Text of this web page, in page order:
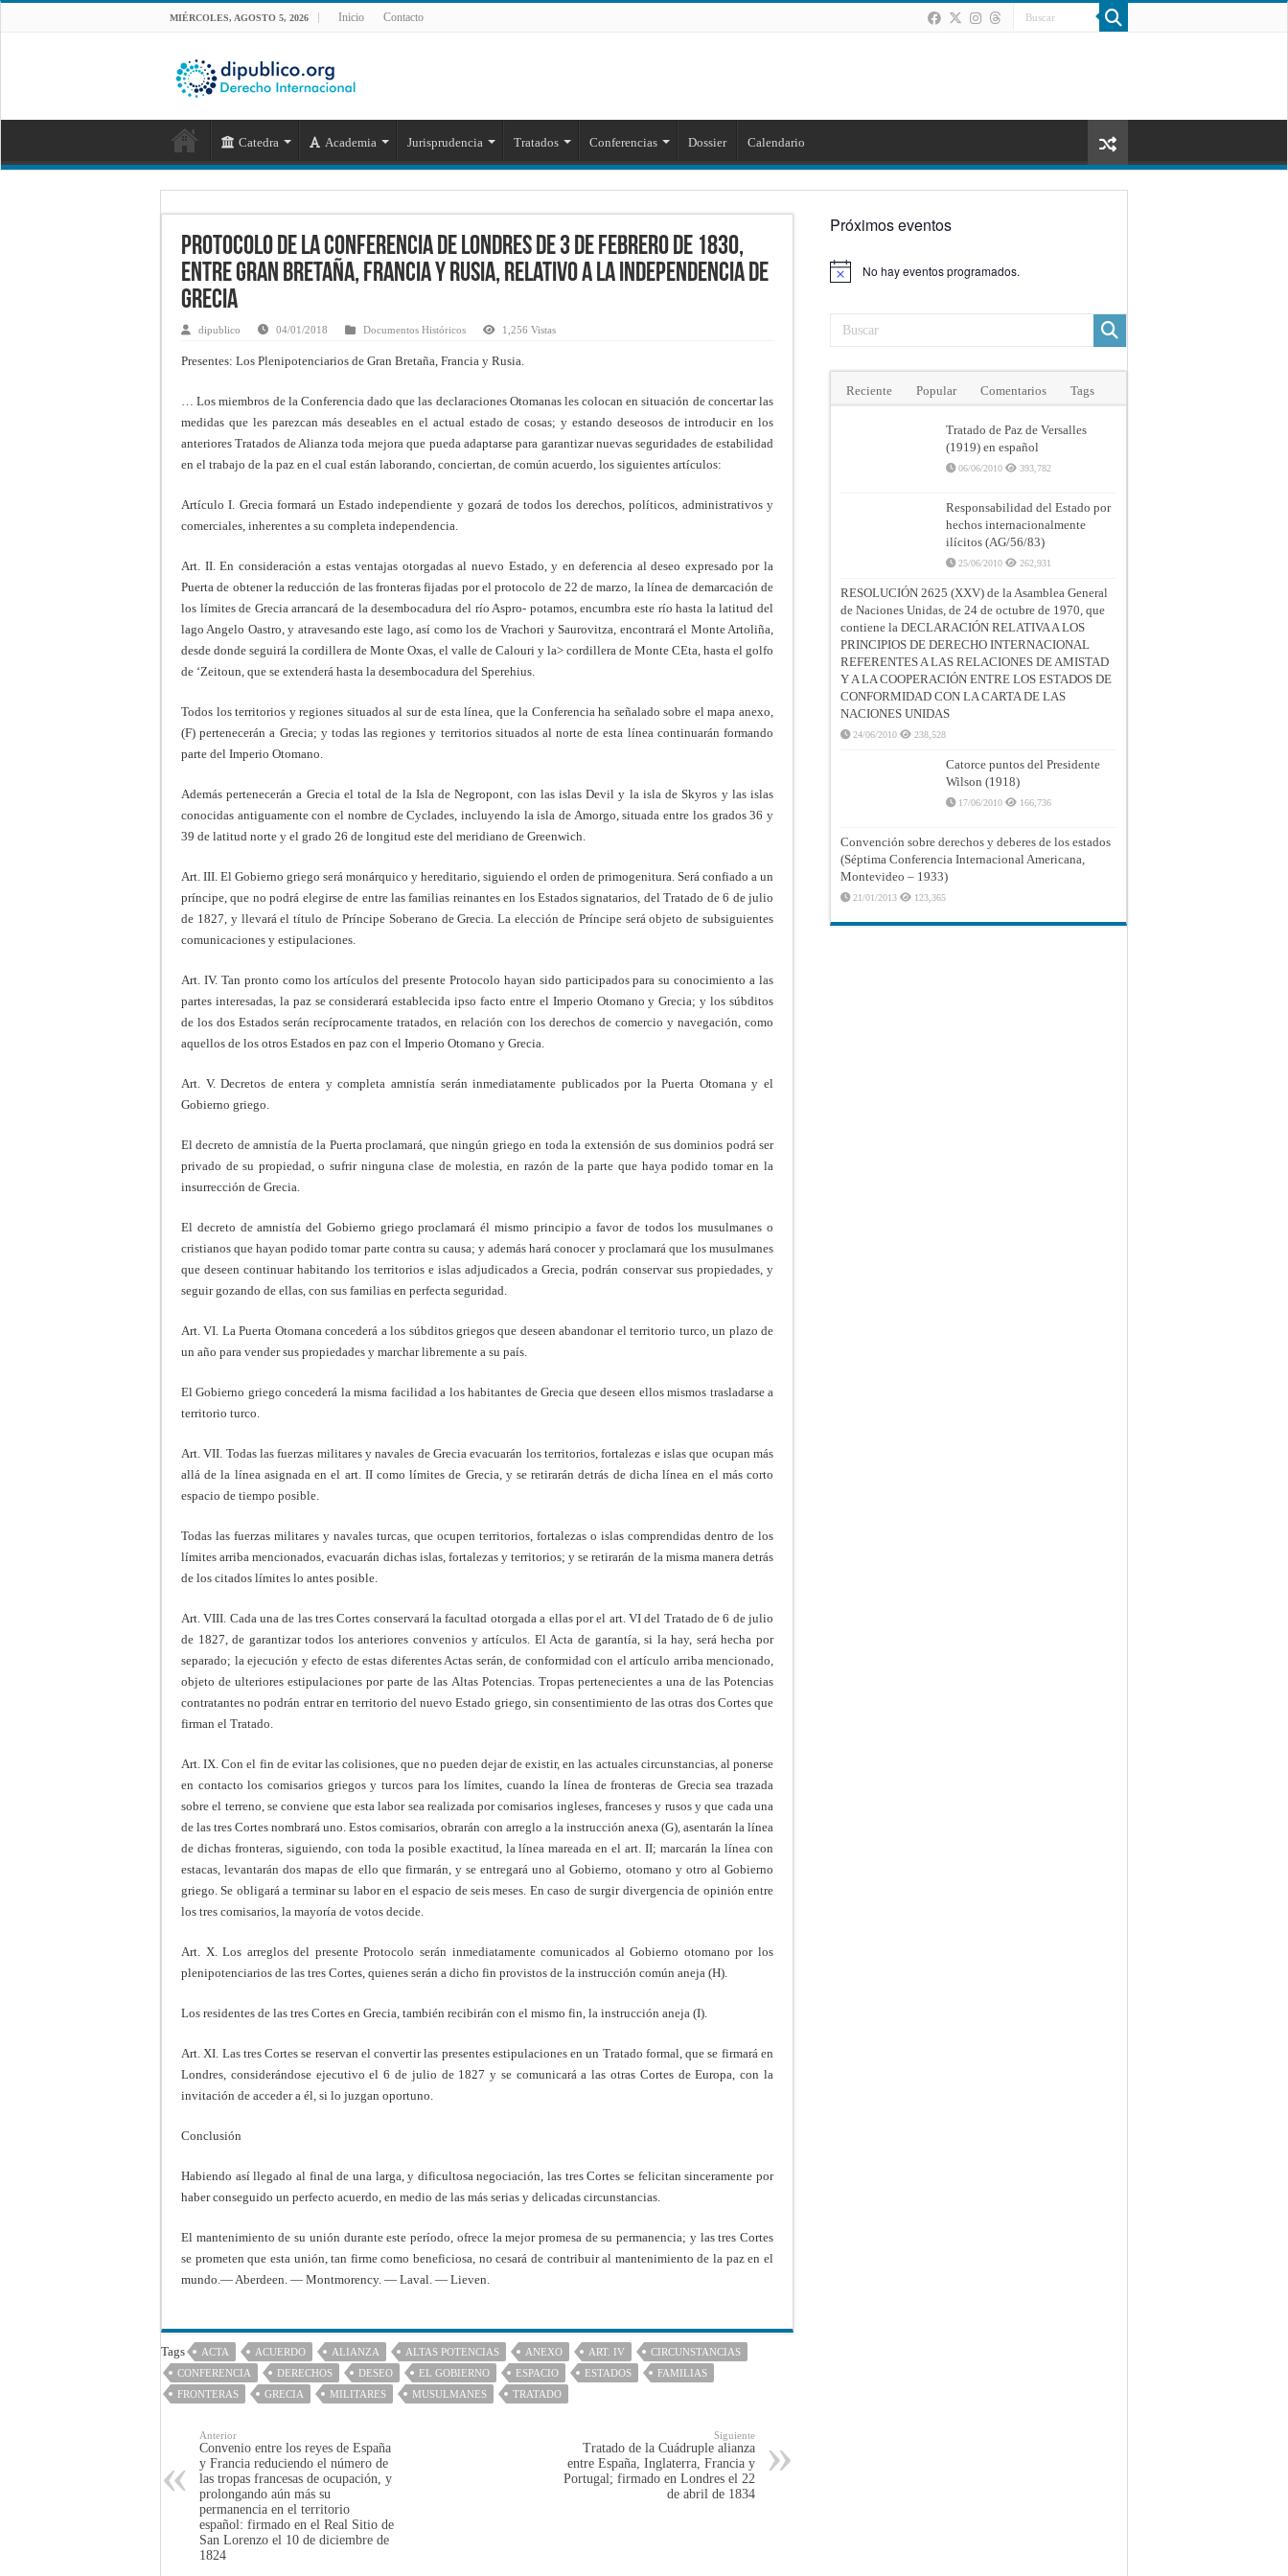
MIÉRCOLES, AGOSTO 5, 2026 Inicio Contacto
Catedra Academia Jurisprudencia Tratados Conferencias Dossier Calendario
Protocolo de la Conferencia de Londres de 3 de febrero de 1830,
entre Gran Bretaña, Francia y Rusia, relativo a la Independencia de
Grecia
dipublico 04/01/2018 Documentos Históricos 1,256 Vistas
Presentes: Los Plenipotenciarios de Gran Bretaña, Francia y Rusia.
… Los miembros de la Conferencia dado que las declaraciones Otomanas les colocan en situación de concertar las
medidas que les parezcan más deseables en el actual estado de cosas; y estando deseosos de introducir en los
anteriores Tratados de Alianza toda mejora que pueda adaptarse para garantizar nuevas seguridades de estabilidad
en el trabajo de la paz en el cual están laborando, conciertan, de común acuerdo, los siguientes artículos:
Artículo I. Grecia formará un Estado independiente y gozará de todos los derechos, políticos, administrativos y
comerciales, inherentes a su completa independencia.
Art. II. En consideración a estas ventajas otorgadas al nuevo Estado, y en deferencia al deseo expresado por la
Puerta de obtener la reducción de las fronteras fijadas por el protocolo de 22 de marzo, la línea de demarcación de
los límites de Grecia arrancará de la desembocadura del río Aspro- potamos, encumbra este río hasta la latitud del
lago Angelo Oastro, y atravesando este lago, así como los de Vrachori y Saurovitza, encontrará el Monte Artoliña,
desde donde seguirá la cordillera de Monte Oxas, el valle de Calouri y la> cordillera de Monte CEta, hasta el golfo
de ‘Zeitoun, que se extenderá hasta la desembocadura del Sperehius.
Todos los territorios y regiones situados al sur de esta línea, que la Conferencia ha señalado sobre el mapa anexo,
(F) pertenecerán a Grecia; y todas las regiones y territorios situados al norte de esta línea continuarán formando
parte del Imperio Otomano.
Además pertenecerán a Grecia el total de la Isla de Negropont, con las islas Devil y la isla de Skyros y las islas
conocidas antiguamente con el nombre de Cyclades, incluyendo la isla de Amorgo, situada entre los grados 36 y
39 de latitud norte y el grado 26 de longitud este del meridiano de Greenwich.
Art. III. El Gobierno griego será monárquico y hereditario, siguiendo el orden de primogenitura. Será confiado a un
príncipe, que no podrá elegirse de entre las familias reinantes en los Estados signatarios, del Tratado de 6 de julio
de 1827, y llevará el título de Príncipe Soberano de Grecia. La elección de Príncipe será objeto de subsiguientes
comunicaciones y estipulaciones.
Art. IV. Tan pronto como los artículos del presente Protocolo hayan sido participados para su conocimiento a las
partes interesadas, la paz se considerará establecida ipso facto entre el Imperio Otomano y Grecia; y los súbditos
de los dos Estados serán recíprocamente tratados, en relación con los derechos de comercio y navegación, como
aquellos de los otros Estados en paz con el Imperio Otomano y Grecia.
Art. V. Decretos de entera y completa amnistía serán inmediatamente publicados por la Puerta Otomana y el
Gobierno griego.
El decreto de amnistía de la Puerta proclamará, que ningún griego en toda la extensión de sus dominios podrá ser
privado de su propiedad, o sufrir ninguna clase de molestia, en razón de la parte que haya podido tomar en la
insurrección de Grecia.
El decreto de amnistía del Gobierno griego proclamará él mismo principio a favor de todos los musulmanes o
cristianos que hayan podido tomar parte contra su causa; y además hará conocer y proclamará que los musulmanes
que deseen continuar habitando los territorios e islas adjudicados a Grecia, podrán conservar sus propiedades, y
seguir gozando de ellas, con sus familias en perfecta seguridad.
Art. VI. La Puerta Otomana concederá a los súbditos griegos que deseen abandonar el territorio turco, un plazo de
un año para vender sus propiedades y marchar libremente a su país.
El Gobierno griego concederá la misma facilidad a los habitantes de Grecia que deseen ellos mismos trasladarse a
territorio turco.
Art. VII. Todas las fuerzas militares y navales de Grecia evacuarán los territorios, fortalezas e islas que ocupan más
allá de la línea asignada en el art. II como límites de Grecia, y se retirarán detrás de dicha línea en el más corto
espacio de tiempo posible.
Todas las fuerzas militares y navales turcas, que ocupen territorios, fortalezas o islas comprendidas dentro de los
límites arriba mencionados, evacuarán dichas islas, fortalezas y territorios; y se retirarán de la misma manera detrás
de los citados límites lo antes posible.
Art. VIII. Cada una de las tres Cortes conservará la facultad otorgada a ellas por el art. VI del Tratado de 6 de julio
de 1827, de garantizar todos los anteriores convenios y artículos. El Acta de garantía, si la hay, será hecha por
separado; la ejecución y efecto de estas diferentes Actas serán, de conformidad con el artículo arriba mencionado,
objeto de ulteriores estipulaciones por parte de las Altas Potencias. Tropas pertenecientes a una de las Potencias
contratantes no podrán entrar en territorio del nuevo Estado griego, sin consentimiento de las otras dos Cortes que
firman el Tratado.
Art. IX. Con el fin de evitar las colisiones, que no pueden dejar de existir, en las actuales circunstancias, al ponerse
en contacto los comisarios griegos y turcos para los límites, cuando la línea de fronteras de Grecia sea trazada
sobre el terreno, se conviene que esta labor sea realizada por comisarios ingleses, franceses y rusos y que cada una
de las tres Cortes nombrará uno. Estos comisarios, obrarán con arreglo a la instrucción anexa (G), asentarán la línea
de dichas fronteras, siguiendo, con toda la posible exactitud, la línea mareada en el art. II; marcarán la línea con
estacas, levantarán dos mapas de ello que firmarán, y se entregará uno al Gobierno, otomano y otro al Gobierno
griego. Se obligará a terminar su labor en el espacio de seis meses. En caso de surgir divergencia de opinión entre
los tres comisarios, la mayoría de votos decide.
Art. X. Los arreglos del presente Protocolo serán inmediatamente comunicados al Gobierno otomano por los
plenipotenciarios de las tres Cortes, quienes serán a dicho fin provistos de la instrucción común aneja (H).
Los residentes de las tres Cortes en Grecia, también recibirán con el mismo fin, la instrucción aneja (I).
Art. XI. Las tres Cortes se reservan el convertir las presentes estipulaciones en un Tratado formal, que se firmará en
Londres, considerándose ejecutivo el 6 de julio de 1827 y se comunicará a las otras Cortes de Europa, con la
invitación de acceder a él, si lo juzgan oportuno.
Conclusión
Habiendo así llegado al final de una larga, y dificultosa negociación, las tres Cortes se felicitan sinceramente por
haber conseguido un perfecto acuerdo, en medio de las más serias y delicadas circunstancias.
El mantenimiento de su unión durante este período, ofrece la mejor promesa de su permanencia; y las tres Cortes
se prometen que esta unión, tan firme como beneficiosa, no cesará de contribuir al mantenimiento de la paz en el
mundo.— Aberdeen. — Montmorency. — Laval. — Lieven.
Tags ACTA ACUERDO ALIANZA ALTAS POTENCIAS ANEXO ART. IV
CIRCUNSTANCIAS
CONFERENCIA
DERECHOS DESEO EL GOBIERNO ESPACIO ESTADOS
FAMILIAS
FRONTERAS
GRECIA MILITARES MUSULMANES TRATADO
Anterior
Convenio entre los reyes de España
y Francia reduciendo el número de
las tropas francesas de ocupación, y
prolongando aún más su
permanencia en el territorio
español: firmado en el Real Sitio de
San Lorenzo el 10 de diciembre de
1824
Siguiente
Tratado de la Cuádruple alianza
entre España, Inglaterra, Francia y
Portugal; firmado en Londres el 22
de abril de 1834
Próximos eventos
Aviso No hay eventos programados.
Reciente Popular Comentarios Tags
Tratado de Paz de Versalles
(1919) en español
06/06/2010 393,782
Responsabilidad del Estado por
hechos internacionalmente
ilícitos (AG/56/83)
25/06/2010 262,931
RESOLUCIÓN 2625 (XXV) de la Asamblea General
de Naciones Unidas, de 24 de octubre de 1970, que
contiene la DECLARACIÓN RELATIVA A LOS
PRINCIPIOS DE DERECHO INTERNACIONAL
REFERENTES A LAS RELACIONES DE AMISTAD
Y A LA COOPERACIÓN ENTRE LOS ESTADOS DE
CONFORMIDAD CON LA CARTA DE LAS
NACIONES UNIDAS
24/06/2010 238,528
Catorce puntos del Presidente
Wilson (1918)
17/06/2010 166,736
Convención sobre derechos y deberes de los estados
(Séptima Conferencia Internacional Americana,
Montevideo – 1933)
21/01/2013 123,365